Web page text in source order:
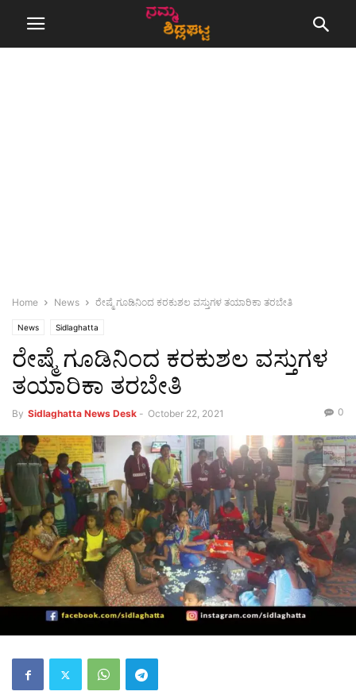
Home News ರೇಷ್ಮೆ ಗೂಡಿನಿಂದ ಕರಕುಶಲ ವಸ್ತುಗಳ ತಯಾರಿಕಾ ತರಬೇತಿ
News Sidlaghatta
ರೇಷ್ಮೆ ಗೂಡಿನಿಂದ ಕರಕುಶಲ ವಸ್ತುಗಳ
ತಯಾರಿಕಾ ತರಬೇತಿ
By Sidlaghatta News Desk - October 22, 2021 0